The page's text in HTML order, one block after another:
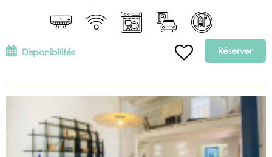
Disponibilités Réserver